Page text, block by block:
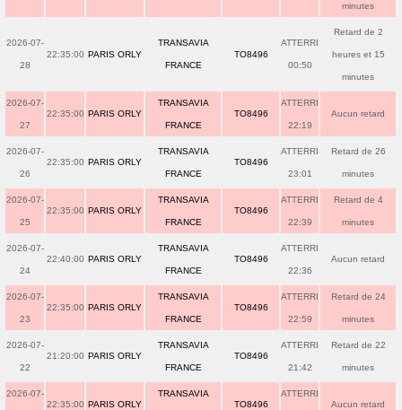
minutes
2026-07-
28
22:35:00 PARIS ORLY
TRANSAVIA
FRANCE
TO8496
ATTERRI
00:50
Retard de 2
heures et 15
minutes
2026-07-
27
22:35:00 PARIS ORLY
TRANSAVIA
FRANCE
TO8496
ATTERRI
22:19
Aucun retard
2026-07-
26
22:35:00 PARIS ORLY
TRANSAVIA
FRANCE
TO8496
ATTERRI
23:01
Retard de 26
minutes
2026-07-
25
22:35:00 PARIS ORLY
TRANSAVIA
FRANCE
TO8496
ATTERRI
22:39
Retard de 4
minutes
2026-07-
24
22:40:00 PARIS ORLY
TRANSAVIA
FRANCE
TO8496
ATTERRI
22:36
Aucun retard
2026-07-
23
22:35:00 PARIS ORLY
TRANSAVIA
FRANCE
TO8496
ATTERRI
22:59
Retard de 24
minutes
2026-07-
22
21:20:00 PARIS ORLY
TRANSAVIA
FRANCE
TO8496
ATTERRI
21:42
Retard de 22
minutes
2026-07-
22:35:00 PARIS ORLY
TRANSAVIA
TO8496
ATTERRI
Aucun retard